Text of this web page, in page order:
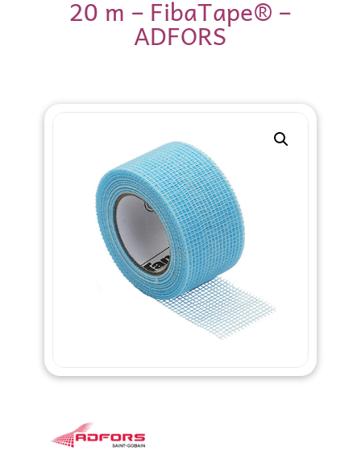
20 m – FibaTape® –
ADFORS